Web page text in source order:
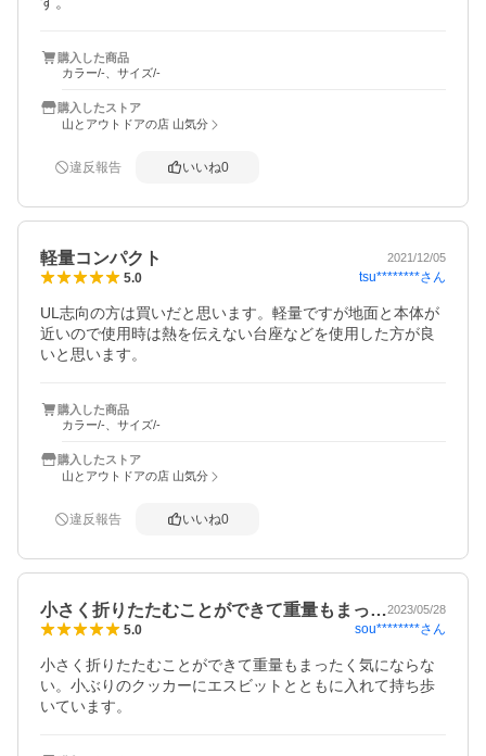
購入した商品
カラー/-、サイズ/-
購入したストア
山とアウトドアの店 山気分
違反報告 いいね0
軽量コンパクト 2021/12/05
5.0 tsu********さん
UL志向の方は買いだと思います。軽量ですが地面と本体が
近いので使用時は熱を伝えない台座などを使用した方が良
いと思います。
購入した商品
カラー/-、サイズ/-
購入したストア
山とアウトドアの店 山気分
違反報告 いいね0
小さく折りたたむことができて重量もまっ…2023/05/28
5.0 sou********さん
小さく折りたたむことができて重量もまったく気にならな
い。小ぶりのクッカーにエスビットとともに入れて持ち歩
いています。